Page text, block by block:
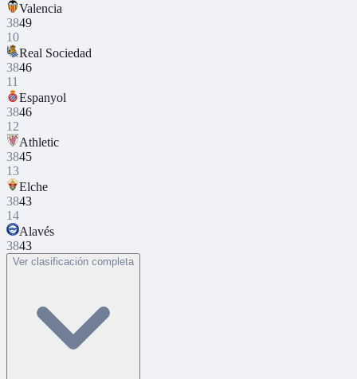
Valencia
3849
10
Real Sociedad
3846
11
Espanyol
3846
12
Athletic
3845
13
Elche
3843
14
Alavés
3843
Ver clasificación completa